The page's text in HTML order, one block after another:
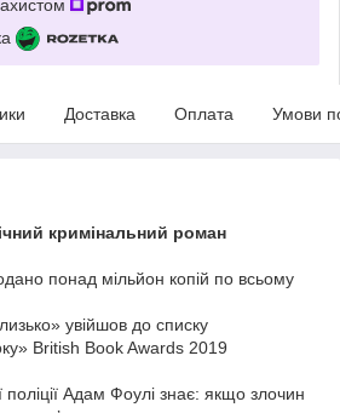
Доставка Оплата Умови
кримінальний роман
понад мільйон копій по всьому
увійшов до списку
British Book Awards 2019
поліції Адам Фоулі знає: якщо злочин